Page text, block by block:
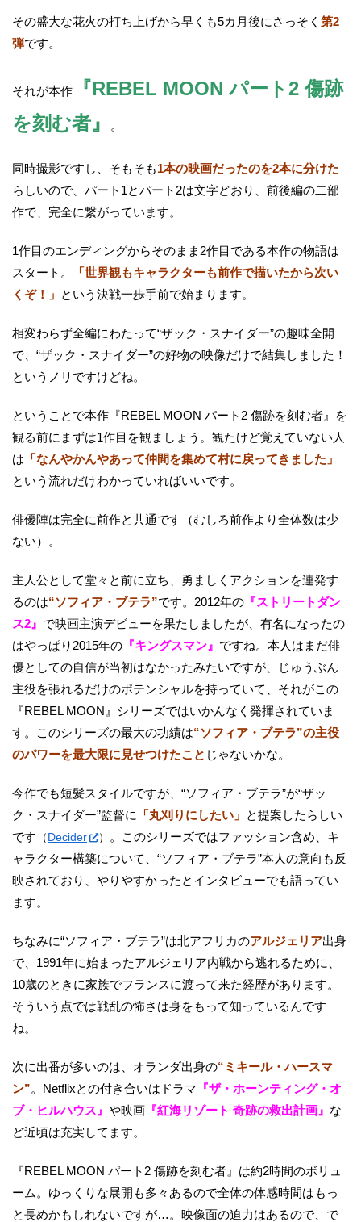
その盛大な花火の打ち上げから早くも5カ月後にさっそく 第2
弾です。
それが本作
『REBEL MOON パート2 傷跡
を刻む者』
。
同時撮影ですし、そもそも1本の映画だったのを2本に分けた
らしいので、パート1とパート2は文字どおり、前後編の二部
作で、完全に繋がっています。
1作目のエンディングからそのまま2作目である本作の物語は
スタート。
「世界観もキャラクターも前作で描いたから次い
くぞ！」 という決戦一歩手前で始まります。
相変わらず全編にわたって“ザック・スナイダー”の趣味全開
で、“ザック・スナイダー”の好物の映像だけで結集しました！
というノリですけどね。
ということで本作『REBEL MOON パート2 傷跡を刻む者』を
観る前にまずは1作目を観ましょう。観たけど覚えていない人
は 「なんやかんやあって仲間を集めて村に戻ってきました」
という流れだけわかっていればいいです。
俳優陣は完全に前作と共通です（むしろ前作より全体数は少
ない）。
主人公として堂々と前に立ち、勇ましくアクションを連発す
るのは“ソフィア・ブテラ”です。2012年の 『ストリートダン
ス2』 で映画主演デビューを果たしましたが、有名になったの
はやっぱり2015年の 『キングスマン』 ですね。本人はまだ俳
優としての自信が当初はなかったみたいですが、じゅうぶん
主役を張れるだけのポテンシャルを持っていて、それがこの
『REBEL MOON』シリーズではいかんなく発揮されていま
す。このシリーズの最大の功績は“ソフィア・ブテラ”の主役
のパワーを最大限に見せつけたこと じゃないかな。
今作でも短髪スタイルですが、“ソフィア・ブテラ”が“ザッ
ク・スナイダー”監督に
「丸刈りにしたい」 と提案したらしい
です （Decider ）
。このシリーズではファッション含め、キ
ャラクター構築について、“ソフィア・ブテラ”本人の意向も反
映されており、やりやすかったとインタビューでも語ってい
ます。
ちなみに“ソフィア・ブテラ”は北アフリカのアルジェリア出身
で、1991年に始まったアルジェリア内戦から逃れるために、
10歳のときに家族でフランスに渡って来た経歴があります。
そういう点では戦乱の怖さは身をもって知っているんです
ね。
次に出番が多いのは、オランダ出身の“ミキール・ハースマ
ン”。Netflixとの付き合いはドラマ 『ザ・ホーンティング・オ
ブ・ヒルハウス』 や映画 『紅海リゾート 奇跡の救出計画』 な
ど近頃は充実してます。
『REBEL MOON パート2 傷跡を刻む者』は約2時間のボリュ
ーム。ゆっくりな展開も多々あるので全体の体感時間はもっ
と長めかもしれないですが…。映像面の迫力はあるので、で